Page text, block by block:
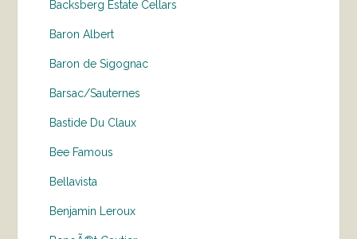
Backsberg Estate Cellars
Baron Albert
Baron de Sigognac
Barsac/Sauternes
Bastide Du Claux
Bee Famous
Bellavista
Benjamin Leroux